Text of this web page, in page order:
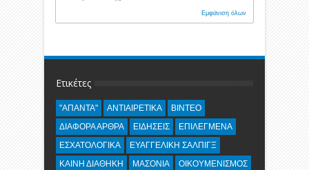
Εμφάνιση όλων
Ετικέτες
"ΑΠΑΝΤΑ" ΑΝΤΙΑΙΡΕΤΙΚΑ
ΒΙΝΤΕΟ
ΔΙΑΦΟΡΑ ΑΡΘΡΑ
ΕΙΔΗΣΕΙΣ
ΕΠΙΛΕΓΜΕΝΑ
ΕΣΧΑΤΟΛΟΓΙΚΑ
ΕΥΑΓΓΕΛΙΚΗ ΣΑΛΠΙΓΞ
ΚΑΙΝΗ ΔΙΑΘΗΚΗ
ΜΑΣΟΝΙΑ
ΟΙΚΟΥΜΕΝΙΣΜΟΣ